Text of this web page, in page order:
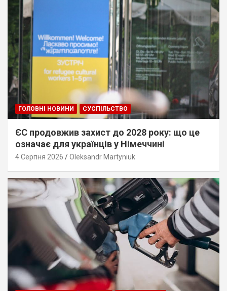
ГОЛОВНІ НОВИНИ СУСПІЛЬСТВО
ЄС продовжив захист до 2028 року: що це
означає для українців у Німеччині
4 Серпня 2026 Oleksandr Martyniuk